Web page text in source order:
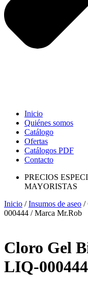
Inicio
Quiénes somos
Catálogo
Ofertas
Catálogos PDF
Contacto
PRECIOS
MAYORISTAS
Inicio /Insumos de aseo /
000444 / Marca Mr.Rob
Cloro Gel
LIQ-